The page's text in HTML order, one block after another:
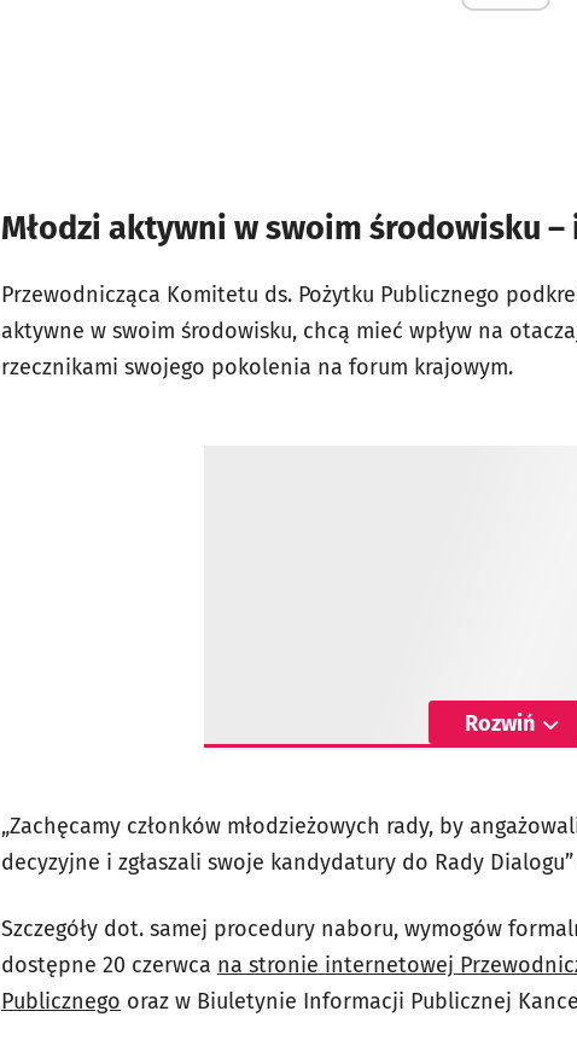
Młodzi aktywni w swoim środowisku
Przewodnicząca Komitetu ds. Pożytku Publicznego
aktywne w swoim środowisku, chcą mieć wpływ na
rzecznikami swojego pokolenia na forum krajowym.
Rozwiń
„Zachęcamy członków młodzieżowych rady, by
decyzyjne i zgłaszali swoje kandydatury do Rady
Szczegóły dot. samej procedury naboru, wymogów
dostępne 20 czerwca na stronie internetowej
Publicznego oraz w Biuletynie Informacji Publicznej